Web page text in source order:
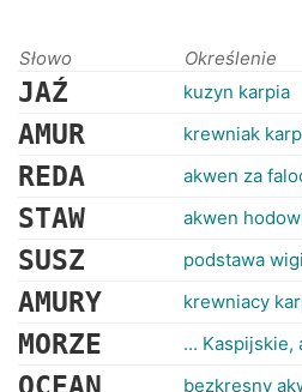
Słowo Określenie
JAŹ kuzyn karpia
AMUR krewniak
REDA akwen za
STAW akwen
SUSZ podstawa
AMURY krewniacy
MORZE ... Kaspijskie,
bezkresny